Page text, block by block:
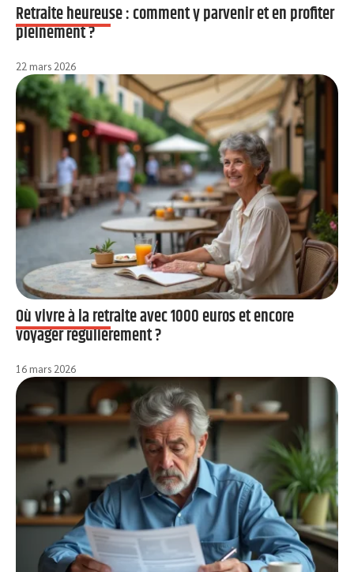
Retraite heureuse : comment y parvenir et en profiter
pleinement ?
22 mars 2026
Où vivre à la retraite avec 1000 euros et encore
voyager régulièrement ?
16 mars 2026